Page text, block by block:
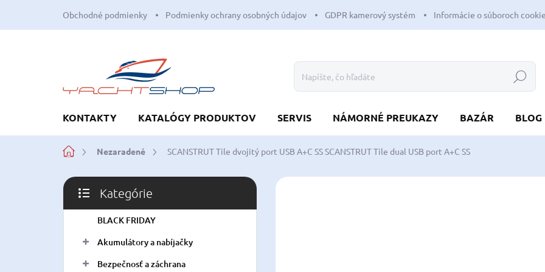
obsah
Obchodné podmienky Podmienky ochrany osobných údajov GDPR kamerový systém Informácie o súboroch
Hľadať
KONTAKTY KATALÓGY PRODUKTOV SERVIS NÁMORNÉ PREUKAZY BAZÁR BLOG
DomovNezaradené SCANSTRUT Tile dvojitý port USB A+C SSSCANSTRUT Tile dual USB port A+C SS
B
č
Preskočiť
kategórie
Kategórie
BLACK FRIDAY
Akumulátory a nabíjačky
Bezpečnosť a záchrana